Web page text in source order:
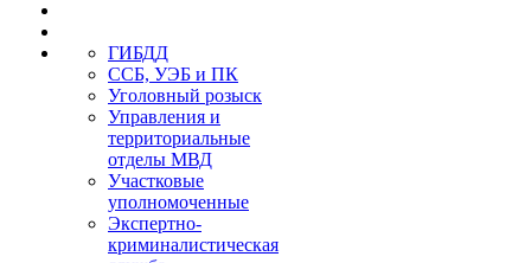
ГИБДД
ССБ, УЭБ и ПК
Уголовный розыск
Управления и
территориальные
отделы МВД
Участковые
уполномоченные
Экспертно-
криминалистическая